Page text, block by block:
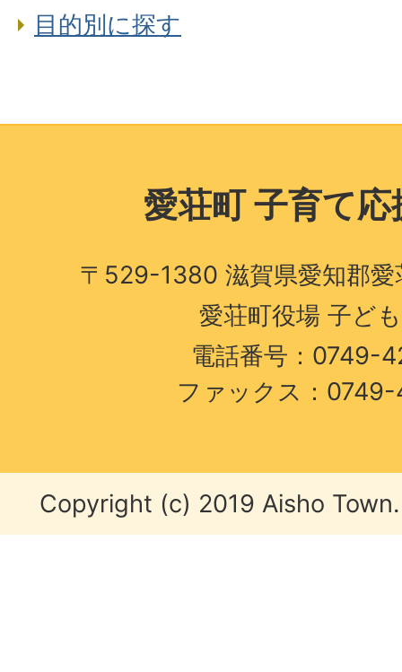
目的別に探す
愛荘町 子育て
〒529-1380 滋賀県愛知郡愛
愛荘町役場 子ど
電話番号：0749-
ファックス：
Copyright (c) 2019 Aisho